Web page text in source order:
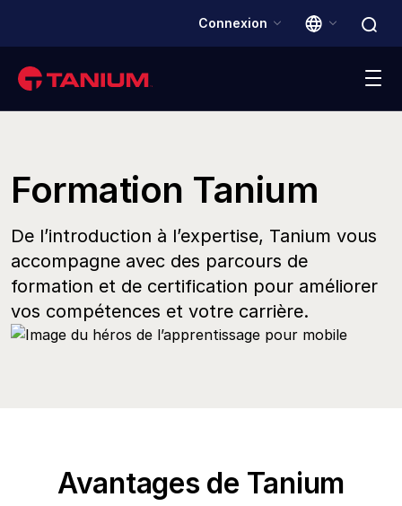
Connexion
Solutions
Partenaires
Formation Tanium
De l’introduction à l’expertise, Tanium vous
accompagne avec des parcours de
formation et de certification pour améliorer
vos compétences et votre carrière.
Avantages de Tanium